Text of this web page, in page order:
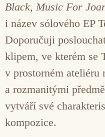
Black, Music For
i název sólového EP
Doporučuji
klipem, ve kterém se
v prostorném ateliéru
a rozmanitými
vytváří své
kompozice.